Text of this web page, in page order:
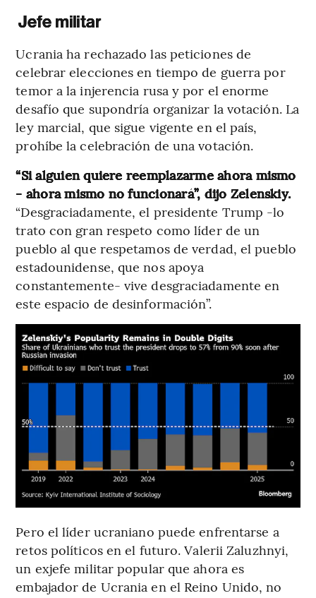
Jefe militar
Ucrania ha rechazado las peticiones de
celebrar elecciones en tiempo de guerra por
temor a la injerencia rusa y por el enorme
desafío que supondría organizar la votación. La
ley marcial, que sigue vigente en el país,
prohíbe la celebración de una votación.
“Si alguien quiere reemplazarme ahora mismo
- ahora mismo no funcionará”, dijo Zelenskiy.
“Desgraciadamente, el presidente Trump -lo
trato con gran respeto como líder de un
pueblo al que respetamos de verdad, el pueblo
estadounidense, que nos apoya
constantemente- vive desgraciadamente en
este espacio de desinformación”.
Pero el líder ucraniano puede enfrentarse a
retos políticos en el futuro. Valerii Zaluzhnyi,
un exjefe militar popular que ahora es
embajador de Ucrania en el Reino Unido, no